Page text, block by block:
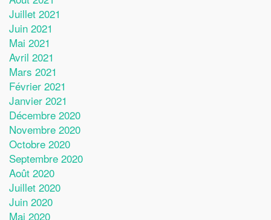
Juillet 2021
Juin 2021
Mai 2021
Avril 2021
Mars 2021
Février 2021
Janvier 2021
Décembre 2020
Novembre 2020
Octobre 2020
Septembre 2020
Août 2020
Juillet 2020
Juin 2020
Mai 2020